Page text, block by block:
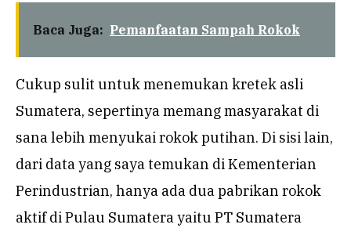
Baca Juga: Pemanfaatan Sampah Rokok
Cukup sulit untuk menemukan kretek asli
Sumatera, sepertinya memang masyarakat di
sana lebih menyukai rokok putihan. Di sisi lain,
dari data yang saya temukan di Kementerian
Perindustrian, hanya ada dua pabrikan rokok
aktif di Pulau Sumatera yaitu PT Sumatera